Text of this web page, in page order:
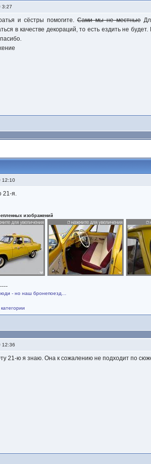
3:27
и сёстры помогите.Сами мы не местные
в качестве декораций, то есть ездить не
12:10
21-я.
изображений
- но наш бронепоезд…
12:36
21-ю я знаю. Она к сожалению не подходит по